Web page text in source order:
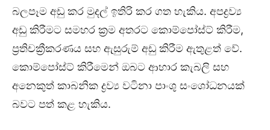
බලපෑම අඩු කර මුදල් ඉතිරි කර ගත හැකිය. අපද්‍රව්‍ය
අඩු කිරීමට සමහර ක්‍රම අතරට කොම්පෝස්ට් කිරීම,
ප්‍රතිචක්‍රීකරණය සහ ඇසුරුම් අඩු කිරීම ඇතුළත් වේ.
කොම්පෝස්ට් කිරීමෙන් ඔබට ආහාර කැබලි සහ
අනෙකුත් කාබනික ද්‍රව්‍ය වටිනා පාංශු සංශෝධනයක්
බවට පත් කළ හැකිය.